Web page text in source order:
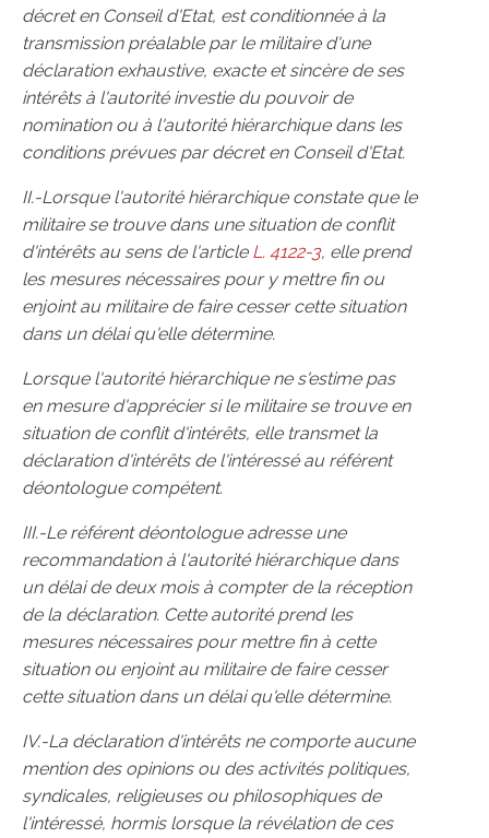
décret en Conseil d'Etat, est conditionnée à la
transmission préalable par le militaire d'une
déclaration exhaustive, exacte et sincère de ses
intérêts à l'autorité investie du pouvoir de
nomination ou à l'autorité hiérarchique dans les
conditions prévues par décret en Conseil d'Etat.
II.-Lorsque l'autorité hiérarchique constate que le
militaire se trouve dans une situation de conflit
d'intérêts au sens de l'article L. 4122-3, elle prend
les mesures nécessaires pour y mettre fin ou
enjoint au militaire de faire cesser cette situation
dans un délai qu'elle détermine.
Lorsque l'autorité hiérarchique ne s'estime pas
en mesure d'apprécier si le militaire se trouve en
situation de conflit d'intérêts, elle transmet la
déclaration d'intérêts de l'intéressé au référent
déontologue compétent.
III.-Le référent déontologue adresse une
recommandation à l'autorité hiérarchique dans
un délai de deux mois à compter de la réception
de la déclaration. Cette autorité prend les
mesures nécessaires pour mettre fin à cette
situation ou enjoint au militaire de faire cesser
cette situation dans un délai qu'elle détermine.
IV.-La déclaration d'intérêts ne comporte aucune
mention des opinions ou des activités politiques,
syndicales, religieuses ou philosophiques de
l'intéressé, hormis lorsque la révélation de ces